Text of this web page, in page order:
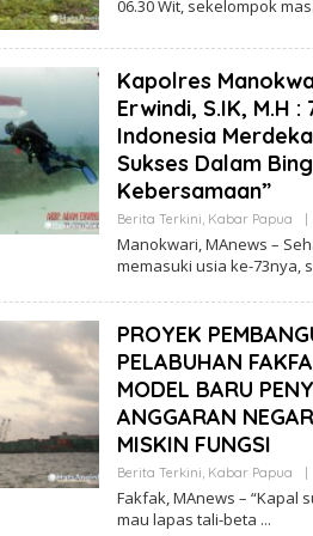
06.30 Wit, sekelompok
Kapolres
Erwindi, S.IK, M.H :
Indonesia
Sukses Dalam
Kebersamaan”
Berita Terkini, Kabar Papua
Manokwari, MAnews –
memasuki usia ke-73nya,
PROYEK
PELABUHAN
MODEL BARU
ANGGARAN
MISKIN FUNGSI
Berita Terkini, Kabar Papua
Fakfak, MAnews – “Kapal
mau lapas tali-beta